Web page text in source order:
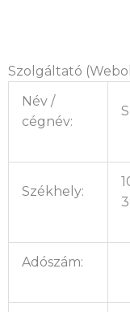
Szolgáltató
Név /
cégnév:
Székhely:
Adószám: